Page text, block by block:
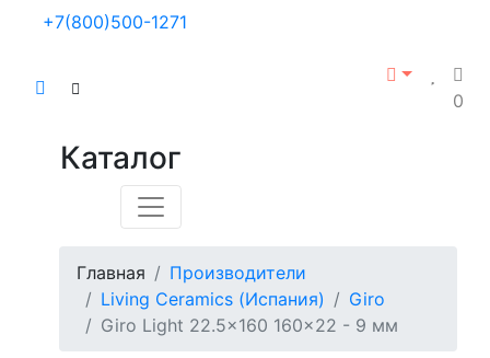
+7(800)500-1271
0
Каталог
Главная
Производители
Living Ceramics (Испания)
Giro
Giro Light 22.5x160 160x22 - 9 мм